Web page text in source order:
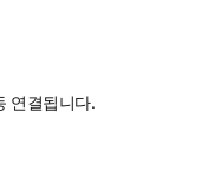
연결됩니다.